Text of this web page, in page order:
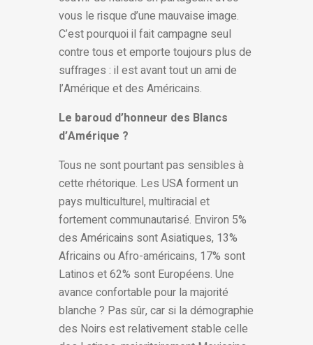
vous le risque d’une mauvaise image.
C’est pourquoi il fait campagne seul
contre tous et emporte toujours plus de
suffrages : il est avant tout un ami de
l’Amérique et des Américains.
Le baroud d’honneur des Blancs
d’Amérique ?
Tous ne sont pourtant pas sensibles à
cette rhétorique. Les USA forment un
pays multiculturel, multiracial et
fortement communautarisé. Environ 5%
des Américains sont Asiatiques, 13%
Africains ou Afro-américains, 17% sont
Latinos et 62% sont Européens. Une
avance confortable pour la majorité
blanche ? Pas sûr, car si la démographie
des Noirs est relativement stable celle